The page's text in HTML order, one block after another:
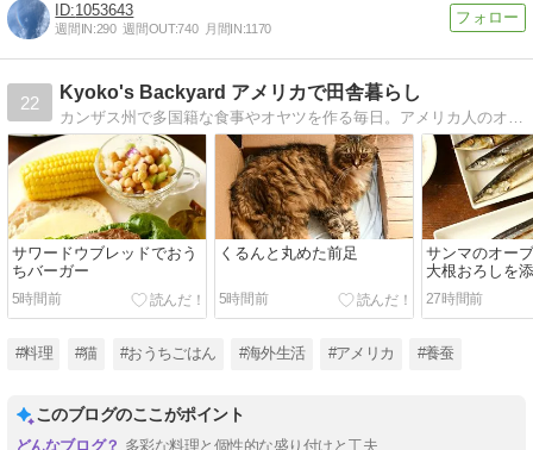
1053643
週間IN:290 週間OUT:740 月間IN:1170
22
Kyoko's Backyard アメリカで田舎暮らし
サワードウブレッドでおう
ちバーガー
5時間前
くるんと丸めた前足
5時間前
サンマのオー
大根おろしを
27時間前
#料理 #猫 #おうちごはん #海外生活 #アメリカ #養蚕
このブログのここがポイント
多彩な料理と個性的な盛り付けと工夫